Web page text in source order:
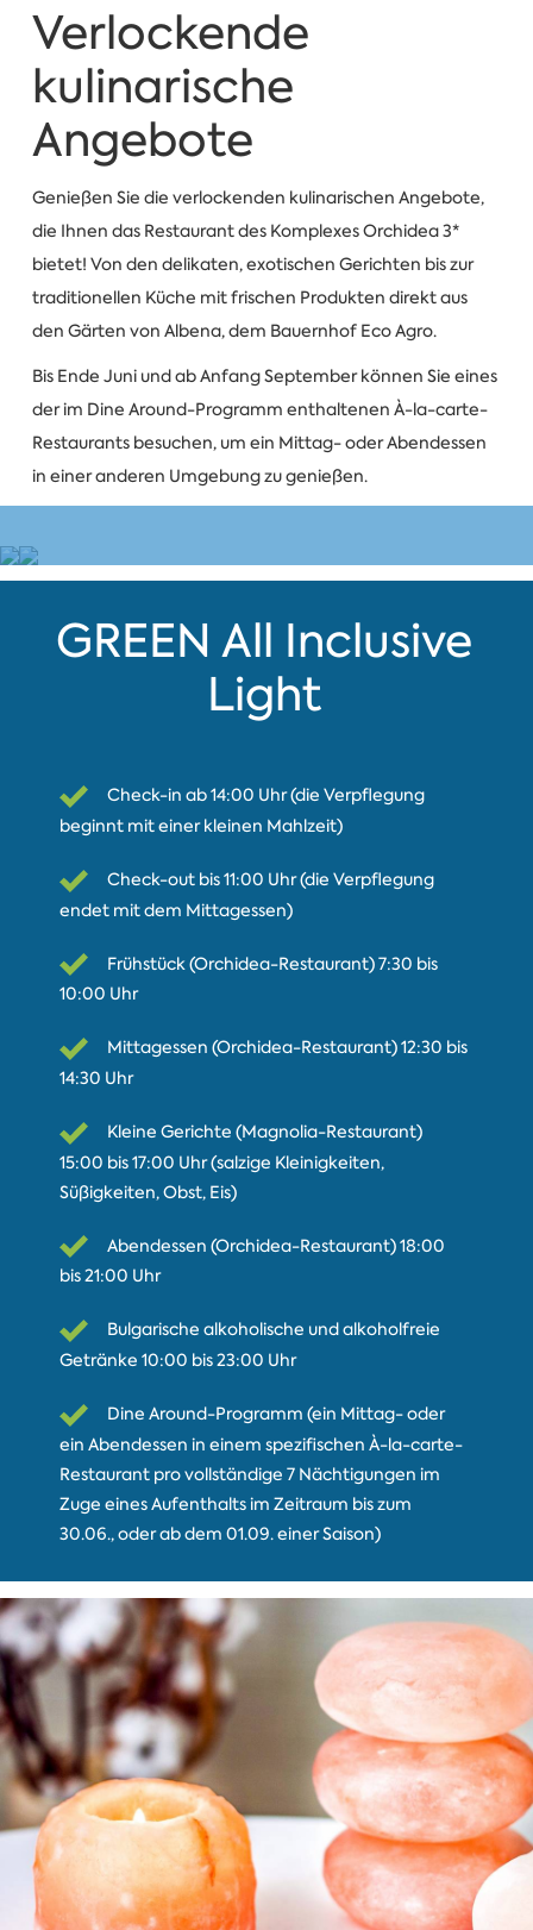
Verlockende
kulinarische
Angebote
Genießen Sie die verlockenden kulinarischen Angebote,
die Ihnen das Restaurant des Komplexes Orchidea 3*
bietet! Von den delikaten, exotischen Gerichten bis zur
traditionellen Küche mit frischen Produkten direkt aus
den Gärten von Albena, dem Bauernhof Eco Agro.
Bis Ende Juni und ab Anfang September können Sie eines
der im Dine Around-Programm enthaltenen À-la-carte-
Restaurants besuchen, um ein Mittag- oder Abendessen
in einer anderen Umgebung zu genießen.
GREEN All Inclusive
Light
Check-in ab 14:00 Uhr (die Verpflegung
beginnt mit einer kleinen Mahlzeit)
Check-out bis 11:00 Uhr (die Verpflegung
endet mit dem Mittagessen)
Frühstück (Orchidea-Restaurant) 7:30 bis
10:00 Uhr
Mittagessen (Orchidea-Restaurant) 12:30 bis
14:30 Uhr
Kleine Gerichte (Magnolia-Restaurant)
15:00 bis 17:00 Uhr (salzige Kleinigkeiten,
Süßigkeiten, Obst, Eis)
Abendessen (Orchidea-Restaurant) 18:00
bis 21:00 Uhr
Bulgarische alkoholische und alkoholfreie
Getränke 10:00 bis 23:00 Uhr
Dine Around-Programm (ein Mittag- oder
ein Abendessen in einem spezifischen À-la-carte-
Restaurant pro vollständige 7 Nächtigungen im
Zuge eines Aufenthalts im Zeitraum bis zum
30.06., oder ab dem 01.09. einer Saison)